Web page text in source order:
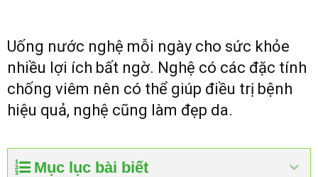
Uống nước nghệ mỗi ngày cho sức khỏe
nhiều lợi ích bất ngờ. Nghệ có các đặc tính
chống viêm nên có thể giúp điều trị bệnh
hiệu quả, nghệ cũng làm đẹp da.
Mục lục bài biết